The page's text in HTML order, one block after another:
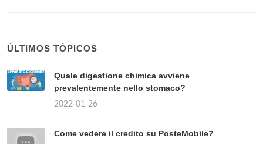
ÚLTIMOS TÓPICOS
Quale digestione chimica avviene
prevalentemente nello stomaco?
2022-01-26
Come vedere il credito su PosteMobile?